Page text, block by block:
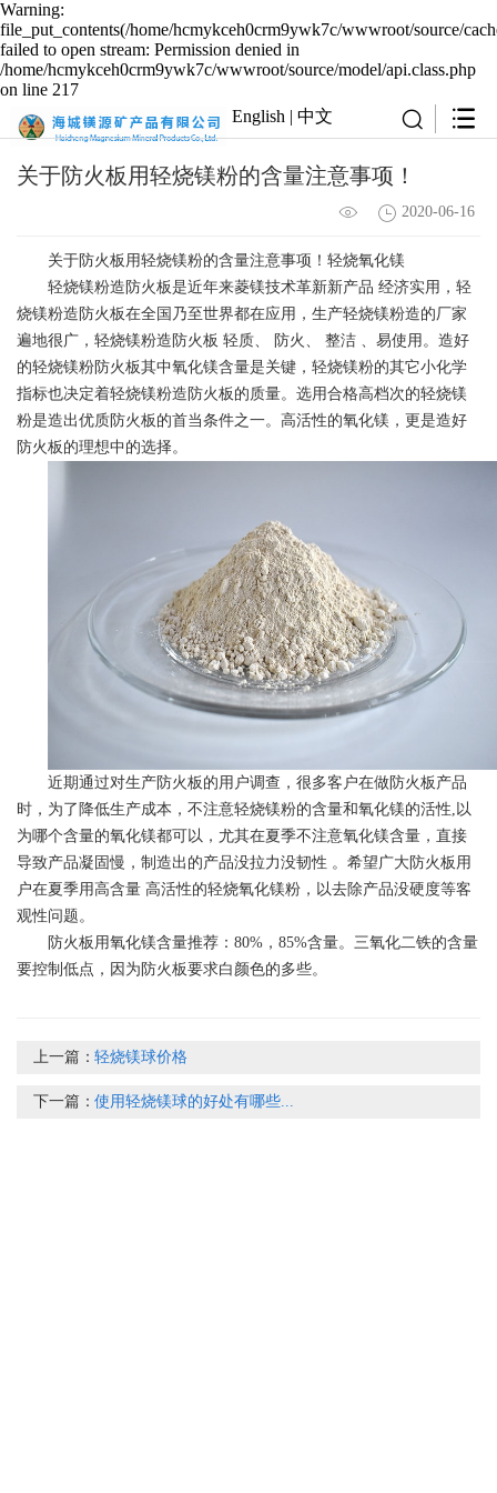
Warning:
file_put_contents(/home/hcmykceh0crm9ywk7c/wwwroot/source/
failed to open stream: Permission denied in
/home/hcmykceh0crm9ywk7c/wwwroot/source/model/api.class.php
on line 217
English |中文
关于防火板用轻烧镁粉的含量注意事项！
2020-06-16
关于防火板用轻烧镁粉的含量注意事项！轻烧氧化镁
轻烧镁粉造防火板是近年来菱镁技术革新新产品 经济实用，轻
烧镁粉造防火板在全国乃至世界都在应用，生产轻烧镁粉造的厂家
遍地很广，轻烧镁粉造防火板 轻质、 防火、 整洁 、易使用。造好
的轻烧镁粉防火板其中氧化镁含量是关键，轻烧镁粉的其它小化学
指标也决定着轻烧镁粉造防火板的质量。选用合格高档次的轻烧镁
粉是造出优质防火板的首当条件之一。高活性的氧化镁，更是造好
防火板的理想中的选择。
近期通过对生产防火板的用户调查，很多客户在做防火板产品
时，为了降低生产成本，不注意轻烧镁粉的含量和氧化镁的活性,以
为哪个含量的氧化镁都可以，尤其在夏季不注意氧化镁含量，直接
导致产品凝固慢，制造出的产品没拉力没韧性 。希望广大防火板用
户在夏季用高含量 高活性的轻烧氧化镁粉，以去除产品没硬度等客
观性问题。
防火板用氧化镁含量推荐：80%，85%含量。三氧化二铁的含量
要控制低点，因为防火板要求白颜色的多些。
上一篇：轻烧镁球价格
下一篇：使用轻烧镁球的好处有哪些...